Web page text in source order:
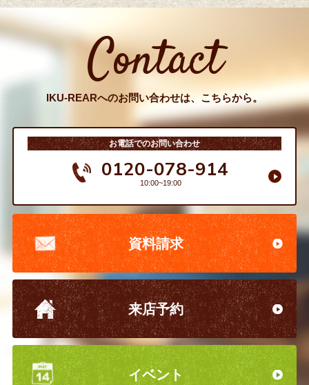
Contact
IKU-REARへのお問い合わせは、こちらから。
お電話でのお問い合わせ
0120-078-914
10:00~19:00
資料請求
来店予約
イベント